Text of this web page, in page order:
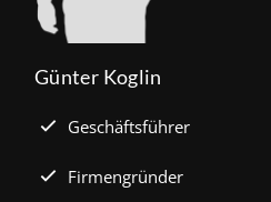
Günter Koglin
Geschäftsführer
Firmengründer